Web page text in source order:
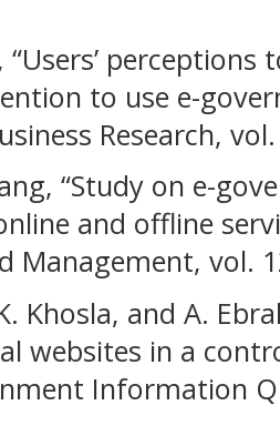
“Users’
to use e-
Research,
“Study on e-
and offline
Management, vol.
Khosla, and A.
websites in a
Information